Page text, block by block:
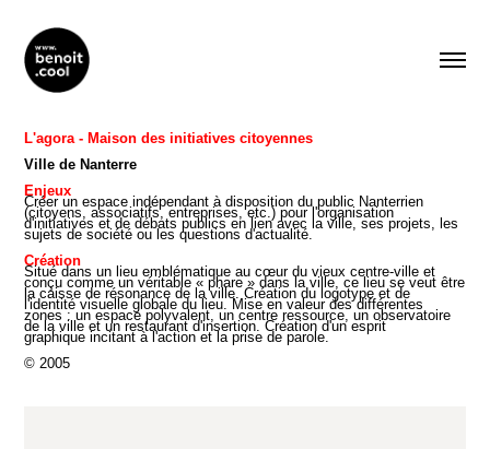
L'agora - Maison des initiatives citoyennes
Ville de Nanterre
Enjeux
Créer un espace indépendant à disposition du public Nanterrien
(citoyens, associatifs, entreprises, etc.) pour l'organisation
d'initiatives et de débats publics en lien avec la ville, ses projets, les
sujets de société ou les questions d'actualité.
Création
Situé dans un lieu emblématique au cœur du vieux centre-ville et
conçu comme un véritable « phare » dans la ville, ce lieu se veut être
la caisse de résonance de la ville. Création du logotype et de
l'identité visuelle globale du lieu. Mise en valeur des différentes
zones : un espace polyvalent, un centre ressource, un observatoire
de la ville et un restaurant d'insertion. Création d'un esprit
graphique incitant à l'action et la prise de parole.
© 2005